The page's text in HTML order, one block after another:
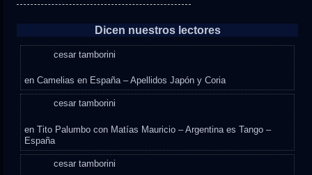
Dicen nuestros lectores
cesar tamborini
enCamelias en España – Apellidos Japón y Coria
cesar tamborini
enTito Palumbo con Matías Mauricio – Argentina es Tango –
España
cesar tamborini